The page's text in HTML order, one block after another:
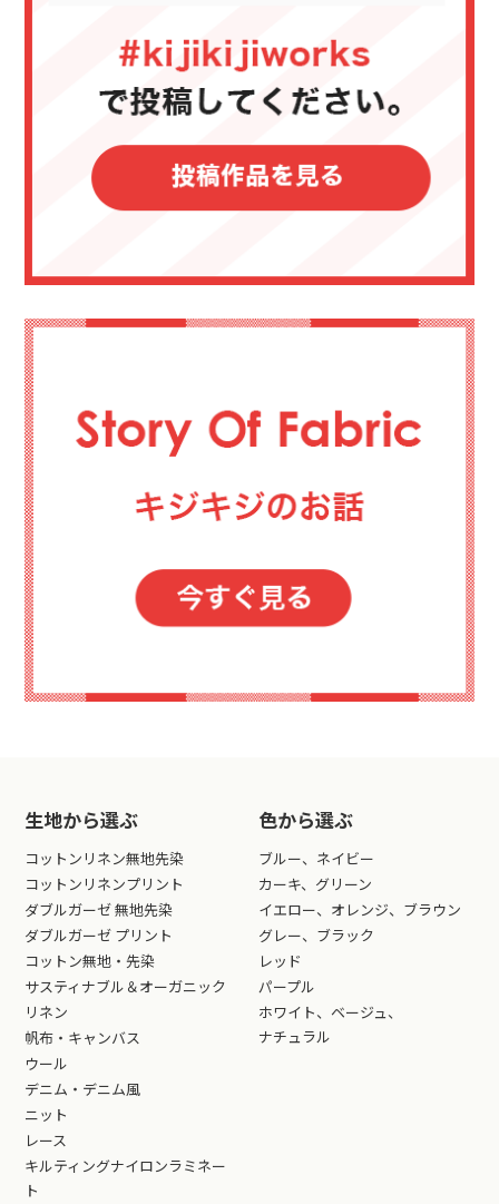
生地から選ぶ
コットンリネン無地先染
コットンリネンプリント
ダブルガーゼ 無地先染
ダブルガーゼ プリント
コットン無地・先染
サスティナブル＆オーガニック
リネン
帆布・キャンバス
ウール
デニム・デニム風
ニット
レース
キルティングナイロンラミネー
ト
色から選ぶ
ブルー、ネイビー
カーキ、グリーン
イエロー、オレンジ、ブラウン
グレー、ブラック
レッド
パープル
ホワイト、ベージュ、
ナチュラル